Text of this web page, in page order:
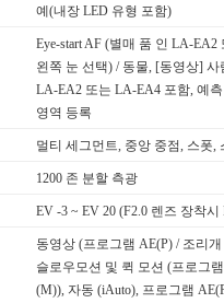
예(내장 LED 유형 포함)
Eye-start AF (별매 품 인 LA-
왼쪽 눈 선택) / 동물, [동영상]
LA-EA2 또는 LA-EA4 포함, 예
영역 등록
멀티 세그먼트, 중앙 중점, 스폿,
1200 존 분할 측광
EV -3 ~ EV 20 (F2.0 렌즈 장착시
동영상 (프로그램 AE(P) / 조리
슬로우모션 및 퀵 모션 (프로그
(M)), 자동 (iAuto), 프로그램